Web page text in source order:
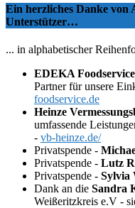
Ein herzliches Danke von
Unterstützer…
... in alphabetischer
EDEKA
Partner für unsere
foodservice.de
Heinze
umfassende
- vb-heinze.de/
Privatspende -
Privatspende - Lutz
Privatspende - Sylvia
Dank an die Sandra
Weißeritzkreis e.V -